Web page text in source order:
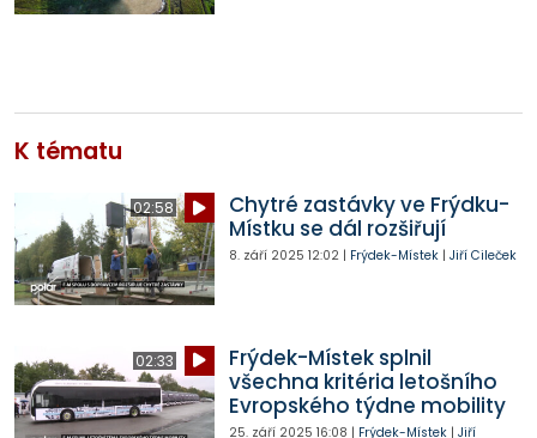
K tématu
02:58
Chytré zastávky ve Frýdku-
Místku se dál rozšiřují
8. září 2025 12:02| Frýdek-Místek| Jiří Cileček
02:33
Frýdek-Místek splnil
všechna kritéria letošního
Evropského týdne mobility
25. září 2025 16:08 | Frýdek-Místek| Jiří